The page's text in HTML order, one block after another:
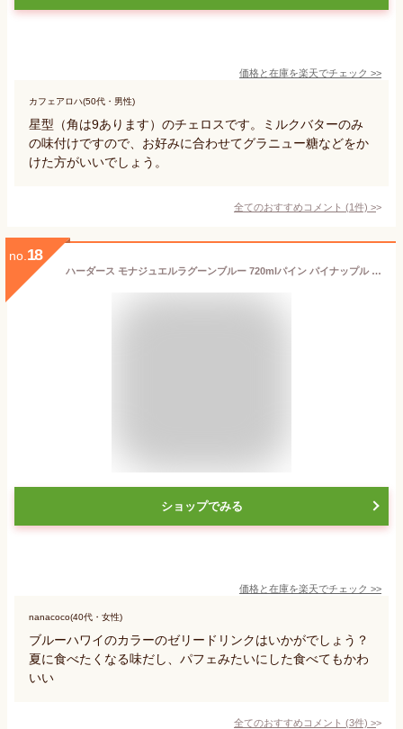
価格と在庫を楽天でチェック >>
カフェアロハ(50代・男性)
星型（角は9あります）のチェロスです。ミルクバターのみ
の味付けですので、お好みに合わせてグラニュー糖などをか
けた方がいいでしょう。
全てのおすすめコメント (1件) >
no. 18
ハーダース モナジュエルラグーンブルー 720mlパイン パイナップル パインアップル ブルーハワイ ブルーラグーン 青 ブルー ゼリー飲料 ゼリーまとめ買い ゼリー ジュレ ゼリードリンク クラッシュゼリー フルーツゼリー ソフトゼリー 飲むゼリー ドリンク
ショップでみる
価格と在庫を楽天でチェック >>
nanacoco(40代・女性)
ブルーハワイのカラーのゼリードリンクはいかがでしょう？
夏に食べたくなる味だし、パフェみたいにした食べてもかわ
いい
全てのおすすめコメント (3件) >